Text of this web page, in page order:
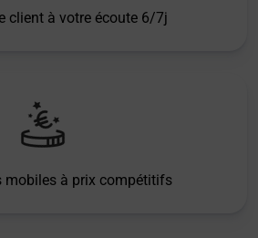
client à votre écoute 6/7j
mobiles à prix compétitifs